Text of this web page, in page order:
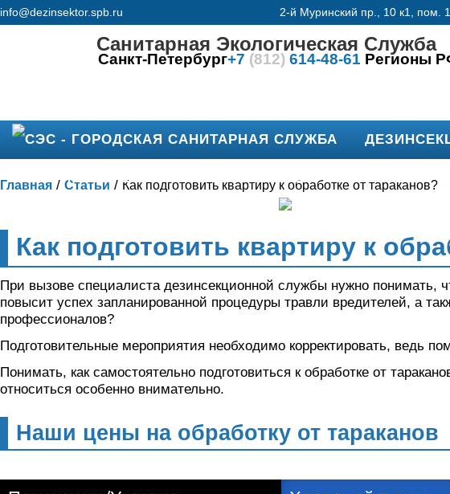
info@dezinsektor.spb.ru 2-й Муринский пр., 10 к1, пом.
Санитарная Экологическая Служба
Санкт-Петербург+7 (812) 614-48-61 Регионы
УСЛУГИ И ЦЕНЫ КОНТАКТЫ СЭС
Главная / Статьи / Как подготовить квартиру к обработке от тараканов?
Как подготовить квартиру к
При вызове специалиста дезинсекционной службы нужно понимать,
повысит успех запланированной процедуры травли вредителей, а
профессионалов?
Подготовительные мероприятия необходимо корректировать, ведь
Понимать, как самостоятельно подготовиться к обработке от
относиться особенно внимательно.
Наши цены на обработку от тараканов